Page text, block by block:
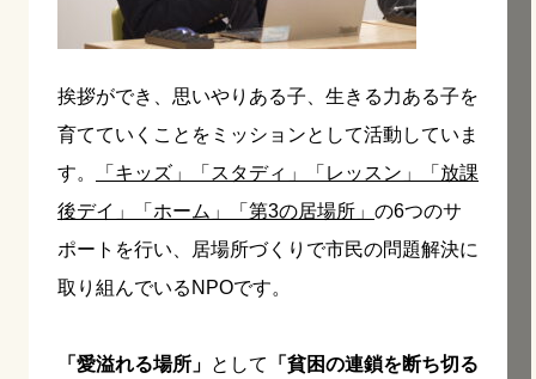
挨拶ができ、思いやりある子、生きる力ある子を
育てていくことをミッションとして活動していま
す。
「キッズ」 「スタディ」 「レッスン」
「放課
後デイ」
「ホーム」 「第3の居場所」 の6つのサ
ポートを行い、居場所づくりで市民の問題解決に
取り組んでいるNPOです。
「愛溢れる場所」 として
「貧困の連鎖を断ち切る